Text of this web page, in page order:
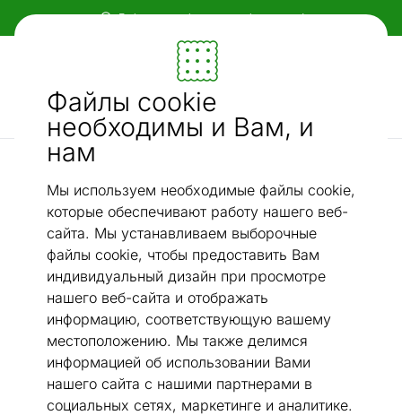
Файлы cookie
необходимы и Вам, и
нам
Мы используем необходимые файлы cookie,
которые обеспечивают работу нашего веб-
сайта. Мы устанавливаем выборочные
файлы cookie, чтобы предоставить Вам
индивидуальный дизайн при просмотре
нашего веб-сайта и отображать
информацию, соответствующую вашему
местоположению. Мы также делимся
информацией об использовании Вами
нашего сайта с нашими партнерами в
социальных сетях, маркетинге и аналитике.
Гибкие и удобные способы оплаты!
Мебель и убранство - ON24
Ищи...
NARMA пластиковый ковер Hullo caramel 70x350 см